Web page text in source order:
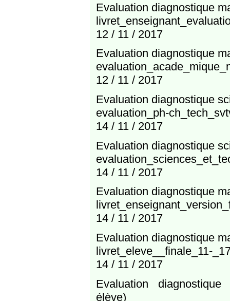
Evaluation diagnostique
12 / 11 / 2017
Evaluation diagnostique
12 / 11 / 2017
Evaluation diagnostique
evaluation_ph-
14 / 11 / 2017
Evaluation diagnostique
14 / 11 / 2017
Evaluation diagnostique
14 / 11 / 2017
Evaluation diagnostique
livret_eleve__finale_11-
14 / 11 / 2017
Evaluation diagnostique
élève)